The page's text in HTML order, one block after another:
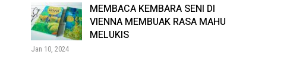
MEMBACA KEMBARA SENI DI
VIENNA MEMBUAK RASA MAHU
MELUKIS
Jan 10, 2024